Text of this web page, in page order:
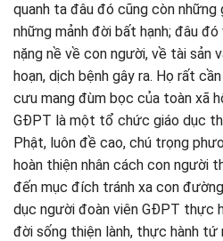
quanh ta đâu đó cũng còn những
những mảnh đời bất hạnh; đâu
nặng nề về con người, về tài sản
hoạn, dịch bệnh gây ra. Họ rất
cưu mang đùm bọc của toàn xã
GĐPT là một tổ chức giáo dục
Phật, luôn đề cao, chú trọng
hoàn thiện nhân cách con người
đến mục đích tránh xa con
dục người đoàn viên GĐPT thực
đời sống thiện lành, thực hành tứ